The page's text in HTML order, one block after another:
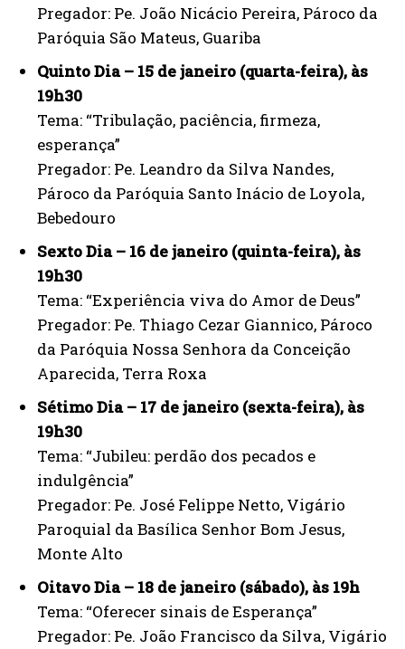
Pregador: Pe. João Nicácio Pereira, Pároco da
Paróquia São Mateus, Guariba
Quinto Dia – 15 de janeiro (quarta-feira), às
19h30
Tema: “Tribulação, paciência, firmeza,
esperança”
Pregador: Pe. Leandro da Silva Nandes,
Pároco da Paróquia Santo Inácio de Loyola,
Bebedouro
Sexto Dia – 16 de janeiro (quinta-feira), às
19h30
Tema: “Experiência viva do Amor de Deus”
Pregador: Pe. Thiago Cezar Giannico, Pároco
da Paróquia Nossa Senhora da Conceição
Aparecida, Terra Roxa
Sétimo Dia – 17 de janeiro (sexta-feira), às
19h30
Tema: “Jubileu: perdão dos pecados e
indulgência”
Pregador: Pe. José Felippe Netto, Vigário
Paroquial da Basílica Senhor Bom Jesus,
Monte Alto
Oitavo Dia – 18 de janeiro (sábado), às 19h
Tema: “Oferecer sinais de Esperança”
Pregador: Pe. João Francisco da Silva, Vigário